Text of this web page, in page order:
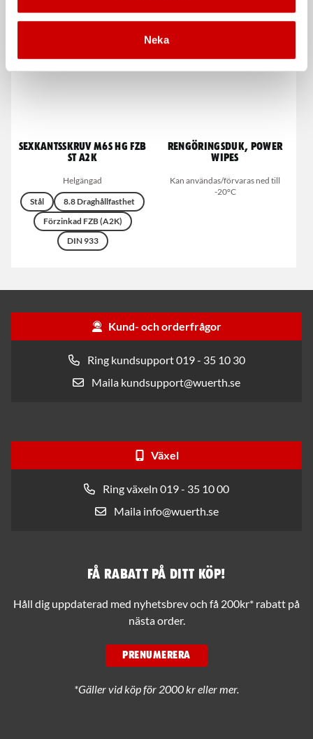
Neka
Sexkantsskruv M6S HG FZB
ST A2K
Helgängad
Stål
8.8 Draghållfasthet
Förzinkad FZB (A2K)
DIN 933
Rengöringsduk, Power
Wipes
Kan användas/förvaras ned till
-20°C
Kund- och orderfrågor
Ring kundsupport 019 - 35 10 30
Maila kundsupport@wuerth.se
Växel
Ring växeln 019 - 35 10 00
Maila info@wuerth.se
Få rabatt på ditt köp!
Håll dig uppdaterad med nyhetsbrev och få 200kr* rabatt på
nästa order.
PRENUMERERA
*Gäller vid köp för 2000 kr eller mer.